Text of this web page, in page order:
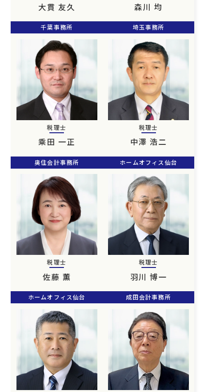
大貫 友久 森川 均
千葉事務所
税理士
乘田 一正
埼玉事務所
税理士
中澤 浩二
奥住会計事務所
税理士
佐藤 薫
ホームオフィス仙台
税理士
羽川 博一
ホームオフィス仙台 成田会計事務所